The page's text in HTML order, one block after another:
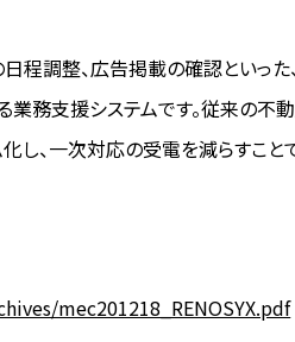
調整、広告掲載の確認といった
業務支援システムです。従来の不
し、一次対応の受電を減らすこ
mec201218_RENOSYX.pdf